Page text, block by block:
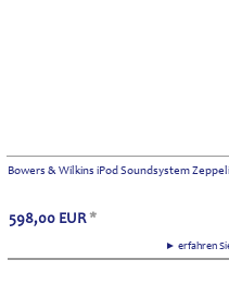
Bowers & Wilkins iPod Soundsystem
► erfahren
598,00 EUR *